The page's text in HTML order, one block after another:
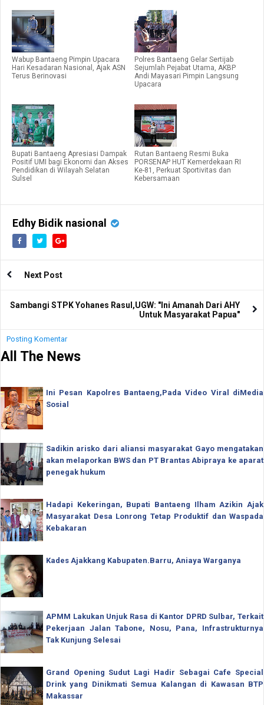
Wabup Bantaeng Pimpin Upacara
Hari Kesadaran Nasional, Ajak ASN
Terus Berinovasi
Polres Bantaeng Gelar Sertijab
Sejumlah Pejabat Utama, AKBP
Andi Mayasari Pimpin Langsung
Upacara
Bupati Bantaeng Apresiasi Dampak
Positif UMI bagi Ekonomi dan Akses
Pendidikan di Wilayah Selatan
Sulsel
Rutan Bantaeng Resmi Buka
PORSENAP HUT Kemerdekaan RI
Ke-81, Perkuat Sportivitas dan
Kebersamaan
Edhy Bidik nasional
Next Post
Sambangi STPK Yohanes Rasul,UGW: "Ini Amanah Dari AHY
Untuk Masyarakat Papua"
Posting Komentar
All The News
Ini Pesan Kapolres Bantaeng,Pada Video Viral diMedia
Sosial
Sadikin arisko dari aliansi masyarakat Gayo mengatakan
akan melaporkan BWS dan PT Brantas Abipraya ke aparat
penegak hukum
Hadapi Kekeringan, Bupati Bantaeng Ilham Azikin Ajak
Masyarakat Desa Lonrong Tetap Produktif dan Waspada
Kebakaran
Kades Ajakkang Kabupaten.Barru, Aniaya Warganya
APMM Lakukan Unjuk Rasa di Kantor DPRD Sulbar, Terkait
Pekerjaan Jalan Tabone, Nosu, Pana, Infrastrukturnya
Tak Kunjung Selesai
Grand Opening Sudut Lagi Hadir Sebagai Cafe Special
Drink yang Dinikmati Semua Kalangan di Kawasan BTP
Makassar